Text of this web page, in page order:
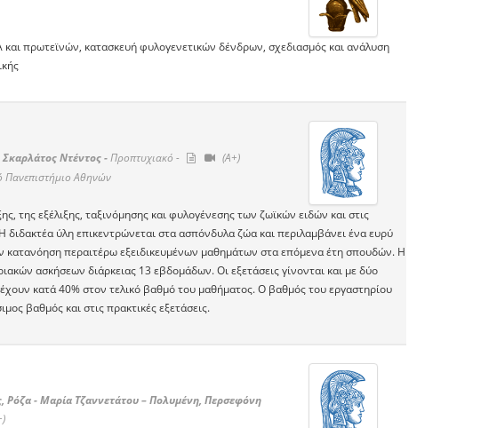
πρωτεϊνών, κατασκευή φυλογενετικών δένδρων, σχεδιασμός και ανάλυση
Σκαρλάτος Ντέντος -Προπτυχιακό -
(A+)
Πανεπιστήμιο Αθηνών
της εξέλιξης, ταξινόμησης και φυλογένεσης των ζωϊκών ειδών και στις
ύλη επικεντρώνεται στα ασπόνδυλα ζώα και περιλαμβάνει ένα ευρύ
κατανόηση περαιτέρω εξειδικευμένων μαθημάτων στα επόμενα έτη σπουδών. Η
ασκήσεων διάρκειας 13 εβδομάδων. Οι εξετάσεις γίνονται και με δύο
κατά 40% στον τελικό βαθμό του μαθήματος. Ο βαθμός του εργαστηρίου
βαθμός και στις πρακτικές εξετάσεις.
Ρόζα - Μαρία Τζαννετάτου – Πολυμένη, Περσεφόνη